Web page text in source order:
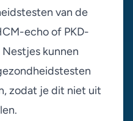
van de
echo of PKD-
kunnen
zodat je dit niet uit